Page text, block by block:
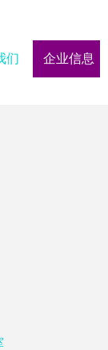
们 企业信息